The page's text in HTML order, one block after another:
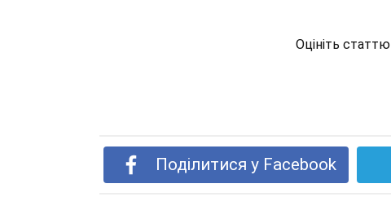
Оцініть статтю
Поділитися у Facebook